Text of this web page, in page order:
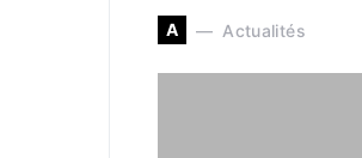
A Actualités